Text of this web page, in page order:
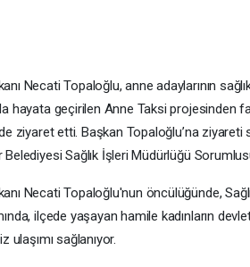
Necati Topaloğlu, anne adaylarının
hayata geçirilen Anne Taksi projesinden
ziyaret etti. Başkan Topaloğlu’na ziyareti
Sağlık İşleri Müdürlüğü
Necati Topaloğlu'nun öncülüğünde,
ilçede yaşayan hamile kadınların
ulaşımı sağlanıyor.